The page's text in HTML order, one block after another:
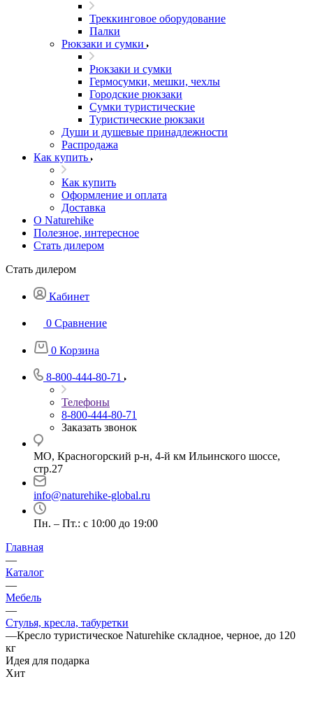
Треккинговое оборудование
Палки
Рюкзаки и сумки
Рюкзаки и сумки
Гермосумки, мешки, чехлы
Городские рюкзаки
Сумки туристические
Туристические рюкзаки
Души и душевые принадлежности
Распродажа
Как купить
Как купить
Оформление и оплата
Доставка
О Naturehike
Полезное, интересное
Стать дилером
Стать дилером
Кабинет
0 Сравнение
0 Корзина
8-800-444-80-71
Телефоны
8-800-444-80-71
Заказать звонок
МО, Красногорский р-н, 4-й км Ильинского шоссе,
стр.27
info@naturehike-global.ru
Пн. – Пт.: с 10:00 до 19:00
Главная
—
Каталог
—
Мебель
—
Стулья, кресла, табуретки
—Кресло туристическое Naturehike складное, черное, до 120
кг
Идея для подарка
Хит